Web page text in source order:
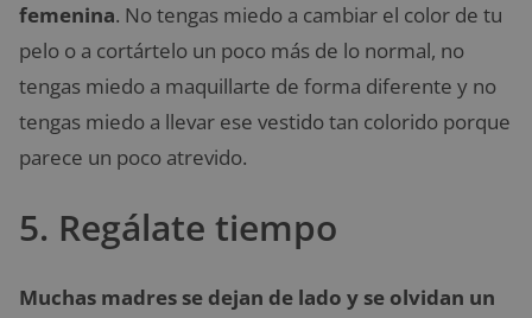
femenina. No tengas miedo a cambiar el color de tu
pelo o a cortártelo un poco más de lo normal, no
tengas miedo a maquillarte de forma diferente y no
tengas miedo a llevar ese vestido tan colorido porque
parece un poco atrevido.
5. Regálate tiempo
Muchas madres se dejan de lado y se olvidan un